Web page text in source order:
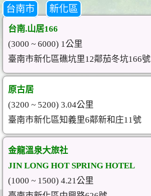
台南市 新化區
台南.山居166
(3000 ~ 6000) 1公里
臺南市新化區礁坑里12鄰茄冬坑166號
原古居
(3200 ~ 5200) 3.04公里
臺南市新化區知義里6鄰新和庄11號
金龍溫泉大旅社
JIN LONG HOT SPRING HOTEL
(1000 ~ 1500) 4.21公里